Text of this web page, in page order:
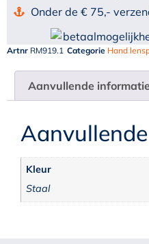
Onder de € 75,-
Artnr RM919.1 Categorie Hand
Aanvullende informatie
Kleur
Staal